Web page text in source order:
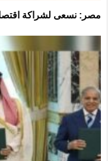
مصر: نسعى لشراكة